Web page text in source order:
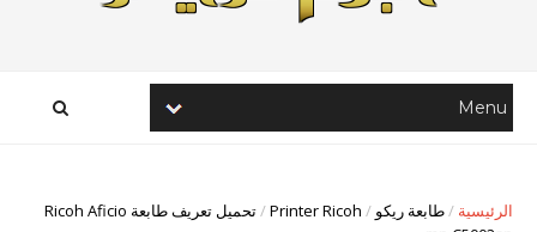
الرئيسية /طابعة ريكو /
Printer Ricoh
/
تحميل تعريف طابعة Ricoh Aficio